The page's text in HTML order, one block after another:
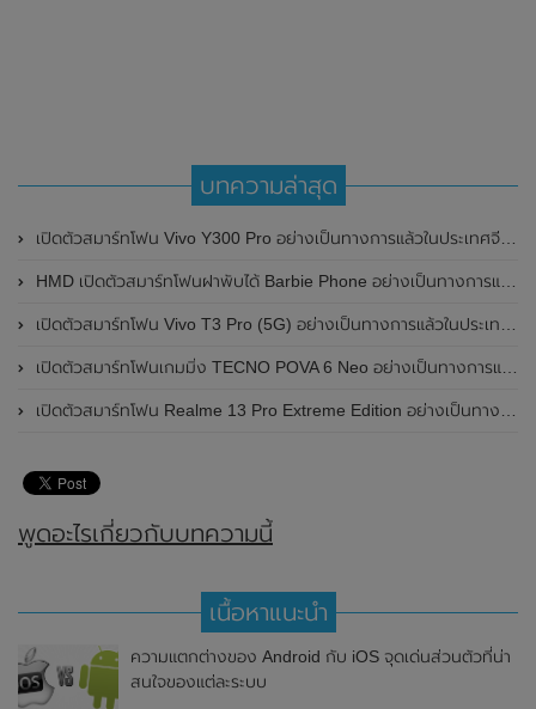
บทความล่าสุด
เปิดตัวสมาร์ทโฟน Vivo Y300 Pro อย่างเป็นทางการแล้วในประเทศจีน มาพร้อมดีไซน์พรีเมี่ยม ทนทาน และแบตเตอรี่สุดอึดขนาดใหญ่ 6,500mAh พร้อมรองรับการชาร์จไว 80W
HMD เปิดตัวสมาร์ทโฟนฝาพับได้ Barbie Phone อย่างเป็นทางการแล้ว มาพร้อมธีมสีชมพูสดใส
เปิดตัวสมาร์ทโฟน Vivo T3 Pro (5G) อย่างเป็นทางการแล้วในประเทศอินเดีย
เปิดตัวสมาร์ทโฟนเกมมิ่ง TECNO POVA 6 Neo อย่างเป็นทางการแล้วในประเทศไทย ในราคา 8,499 บาท
เปิดตัวสมาร์ทโฟน Realme 13 Pro Extreme Edition อย่างเป็นทางการแล้วในประเทศจีน
พูดอะไรเกี่ยวกับบทความนี้
เนื้อหาแนะนำ
ความแตกต่างของ Android กับ iOS จุดเด่นส่วนตัวที่น่า
สนใจของแต่ละระบบ